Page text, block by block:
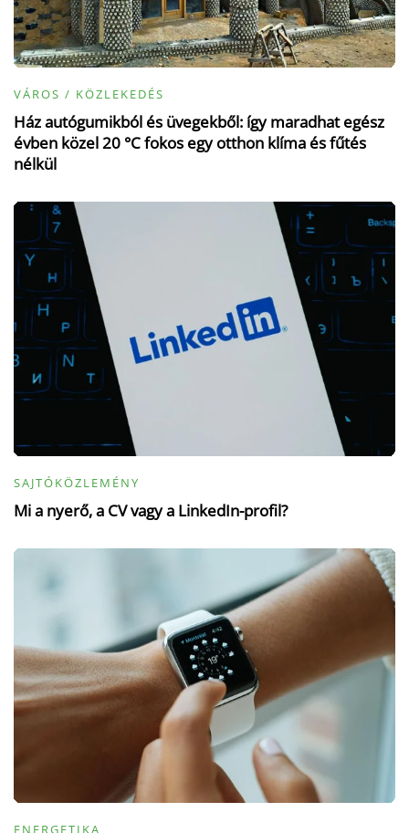
VÁROS / KÖZLEKEDÉS
Ház autógumikból és üvegekből: így maradhat egész
évben közel 20 °C fokos egy otthon klíma és fűtés
nélkül
SAJTÓKÖZLEMÉNY
Mi a nyerő, a CV vagy a LinkedIn-profil?
ENERGETIKA